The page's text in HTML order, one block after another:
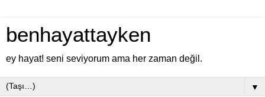
benhayattayken
ey hayat! seni seviyorum ama her zaman değil.
▼